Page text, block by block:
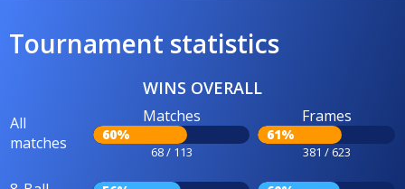
Tournament statistics
WINS OVERALL
All
matches
Matches
60%
68 / 113
Frames
61%
381 / 623